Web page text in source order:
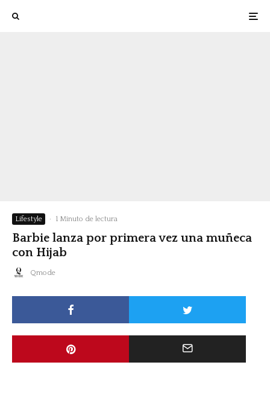
Lifestyle · 1 Minuto de lectura
Barbie lanza por primera vez una muñeca
con Hijab
Qmode